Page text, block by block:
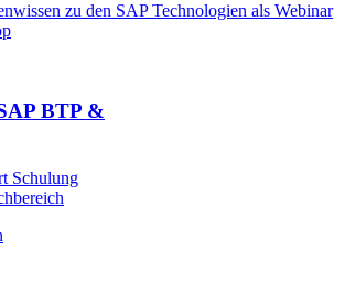
zu den SAP Technologien als Webinar
BTP &
Schulung